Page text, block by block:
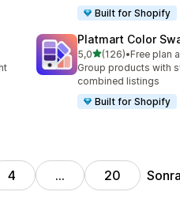
Built for Shopify
Platmart Color
5,05 yıldız üzerinden
(126)
toplam 126•Free plan
Group products with
combined listings
Built for Shopify
4 … 20